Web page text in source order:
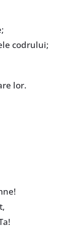
codrului;
lor.